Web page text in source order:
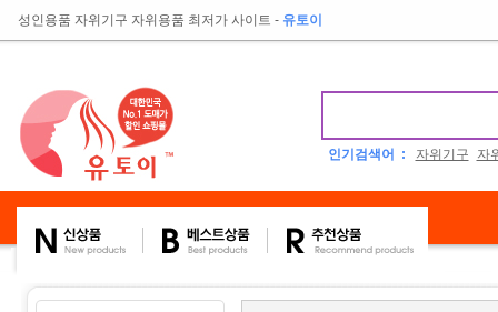
성인용품 자위기구 자위용품 최저가 사이트 - 유토이
인기검색어 : 자위기구 자